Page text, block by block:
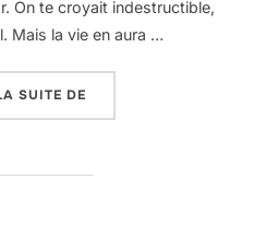
On te croyait indestructible,
Mais la vie en aura …
SUITE DE